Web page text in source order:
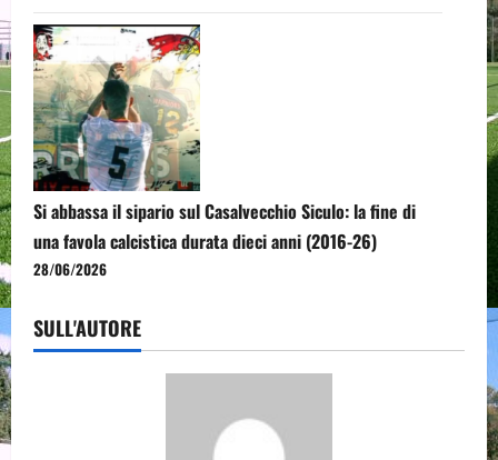
Si abbassa il sipario sul Casalvecchio Siculo: la fine di
una favola calcistica durata dieci anni (2016-26)
28/06/2026
SULL'AUTORE